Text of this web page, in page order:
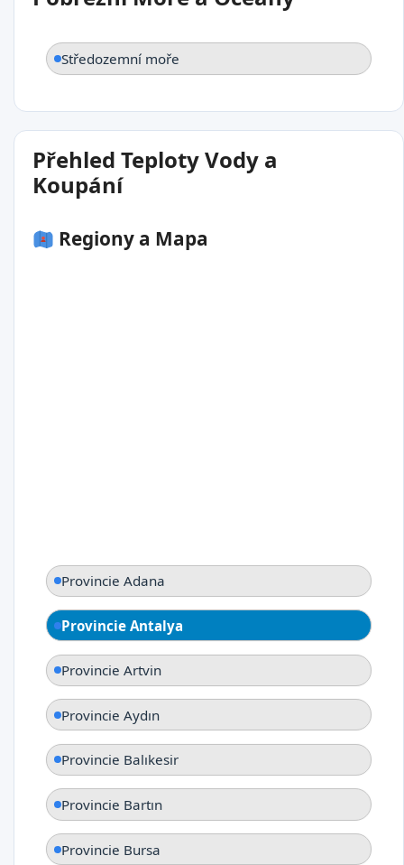
Středozemní moře
Přehled Teploty Vody a
Koupání
Regiony a Mapa
Provincie Adana
Provincie Antalya
Provincie Artvin
Provincie Aydın
Provincie Balıkesir
Provincie Bartın
Provincie Bursa